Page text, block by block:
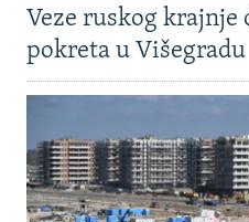
Veze ruskog krajnje
pokreta u Višegradu